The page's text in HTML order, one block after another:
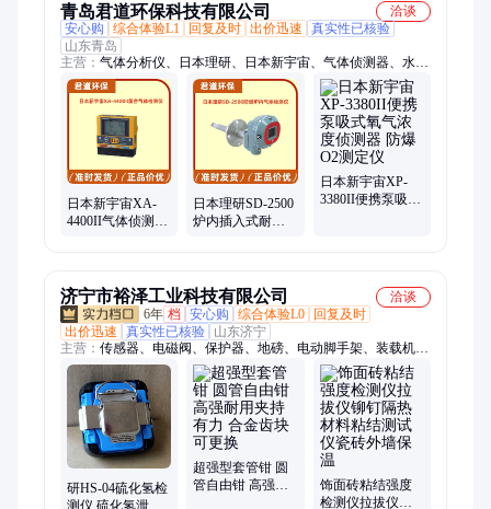
青岛君道环保科技有限公司
洽谈
安心购
综合体验L1 回复及时 出价迅速
真实性已核验
山东青岛
主营： 气体分析仪、日本理研、日本新宇宙、气体侦测器、水质
检测仪、英国离子、霍尼韦尔
日本新宇宙XA-
4400II气体侦测器
日本理研SD-2500
炉内插入式耐圧
日本新宇宙XP-
3380II便携泵吸式
济宁市裕泽工业科技有限公司
洽谈
6年 档 安心购 综合体验L0
回复及时
出价迅速
真实性已核验
山东济宁
主营： 传感器、电磁阀、保护器、地磅、电动脚手架、装载机电
子秤、机械抓手、砌筑升降平台、光伏板升降机、内撑吊具、混
凝土振动棒、打标机、研磨机、裁切机、平移门电机、超市防盗
门、磨片磨头、滑移机、消防机器人、农业打药机、履带底盘、
消防器材
研HS-04硫化氢检
测仪 硫化氢泄露
超强型套管钳 圆
管自由钳 高强耐
饰面砖粘结强度
检测仪拉拔仪铆